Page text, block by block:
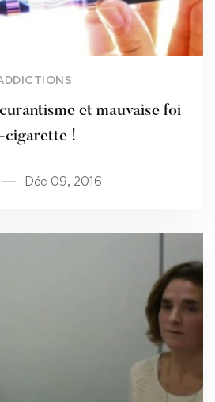
et mauvaise foi
cigarette !
Déc 09, 2016